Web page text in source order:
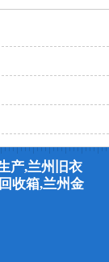
产,兰州旧衣
收箱,兰州金